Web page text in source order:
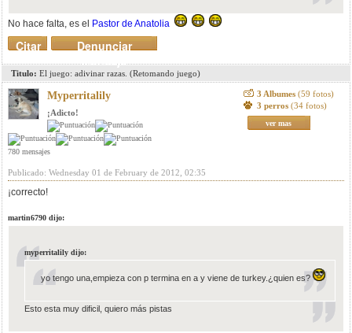
No hace falta, es el Pastor de Anatolia
Denunciar
mensaje
Citar
Titulo: El juego: adivinar razas. (Retomando juego)
Myperritalily
¡Adicto!
780 mensajes
3 Albumes (59 fotos)
3 perros (34 fotos)
ver mas
Publicado: Wednesday 01 de February de 2012, 02:35
¡correcto!
martin6790 dijo:
myperritalily dijo:
yo tengo una,empieza con p termina en a y viene de turkey.¿quien es?
Esto esta muy dificil, quiero más pistas